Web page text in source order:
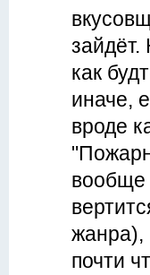
зайдёт.
как
иначе,
вроде
вообще
жанра),
почти